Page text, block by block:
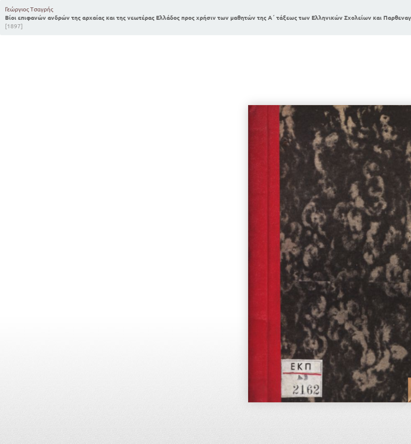
Γεώργιος Τσαγρής
Βίοι επιφανών ανδρών της αρχαίας και της νεωτέρας Ελλάδος προς χρήσιν των μαθητών της Α΄ τάξεως των Ελληνικών Σχολείων και
[1897]